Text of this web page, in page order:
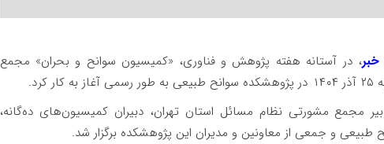
، در آستانه هفته پژوهش و فناوری، «کمیسیون سوانح و بحران» مجمع
مجمع مشورتی نظام مسائل استان تهران، دبیران کمیسیون‌های ده‌گانه،
و جمعی از معاونین و مدیران این پژوهشکده برگزار شد.